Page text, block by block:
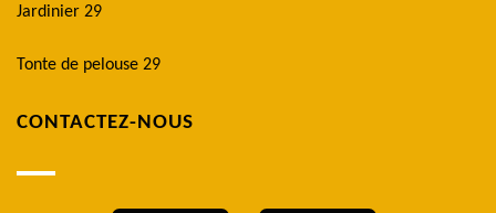
Jardinier 29
Tonte de pelouse 29
CONTACTEZ-NOUS